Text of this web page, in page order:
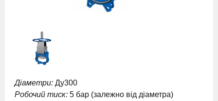
Діаметри: Ду300
Робочий тиск: 5 бар (залежно від діаметра)